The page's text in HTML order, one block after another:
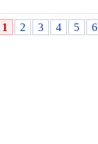
1 2 3 4 5 6